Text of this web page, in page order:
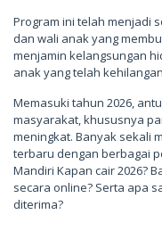
Program ini telah menjadi
dan wali anak yang
menjamin kelangsungan
anak yang telah
Memasuki tahun 2026,
masyarakat, khususnya
meningkat. Banyak sekali
terbaru dengan berbagai
Mandiri Kapan cair 2026?
secara online? Serta apa
diterima?